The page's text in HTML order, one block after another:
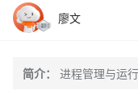
廖文
简介： 进程管理与运